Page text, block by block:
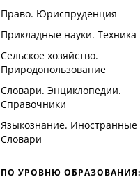
Право. Юриспруденция
Прикладные науки. Техника
Сельское хозяйство.
Природопользование
Словари. Энциклопедии.
Справочники
Языкознание. Иностранные
Словари
ПО УРОВНЮ ОБРАЗОВАНИЯ: